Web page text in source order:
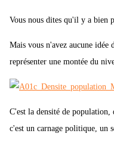
Vous nous dites qu'il y a bien
Mais vous n'avez aucune idée
représenter une montée du
C'est la densité de
c'est un carnage politique, un